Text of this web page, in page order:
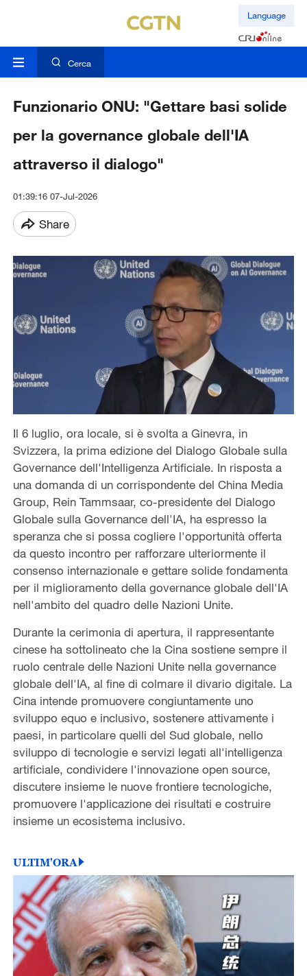
Language
Cerca
Funzionario ONU: "Gettare basi solide
per la governance globale dell'IA
attraverso il dialogo"
01:39:16 07-Jul-2026
Share
Il 6 luglio, ora locale, si è svolta a Ginevra, in
Svizzera, la prima edizione del Dialogo Globale sulla
Governance dell'Intelligenza Artificiale. In risposta a
una domanda di un corrispondente del China Media
Group, Rein Tammsaar, co-presidente del Dialogo
Globale sulla Governance dell'IA, ha espresso la
speranza che si possa cogliere l'opportunità offerta
da questo incontro per rafforzare ulteriormente il
consenso internazionale e gettare solide fondamenta
per il miglioramento della governance globale dell'IA
nell'ambito del quadro delle Nazioni Unite.
Durante la cerimonia di apertura, il rappresentante
cinese ha sottolineato che la Cina sostiene sempre il
ruolo centrale delle Nazioni Unite nella governance
globale dell'IA, al fine di colmare il divario digitale. La
Cina intende promuovere congiuntamente uno
sviluppo equo e inclusivo, sostenere attivamente i
paesi, in particolare quelli del Sud globale, nello
sviluppo di tecnologie e servizi legati all'intelligenza
artificiale, condividere l'innovazione open source,
discutere insieme le nuove frontiere tecnologiche,
promuovere l'applicazione dei risultati e costruire
insieme un ecosistema inclusivo.
ULTIM'ORA